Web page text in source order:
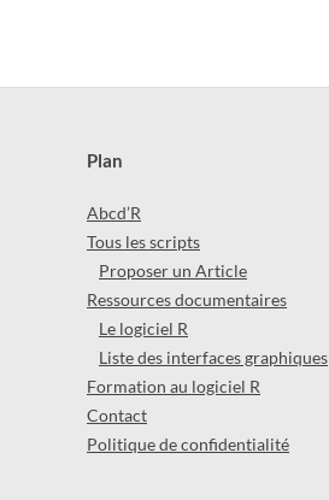
Plan
Abcd’R
Tous les scripts
Proposer un Article
Ressources documentaires
Le logiciel R
Liste des interfaces graphiques
Formation au logiciel R
Contact
Politique de confidentialité